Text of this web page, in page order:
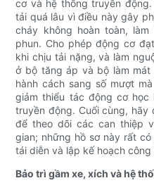
cơ và hệ thống truyền
tải quá lâu vì điều này gây
cháy không hoàn toàn,
phun. Cho phép động cơ
khi chịu tải nặng, và làm
ở bộ tăng áp và bộ làm mát
hành cách sang số mượt
giảm thiểu tác động cơ
truyền động. Cuối cùng,
để theo dõi các can thiệp
gian; những hồ sơ này rất
tái diễn và lập kế hoạch
Bảo trì gầm xe, xích và hệ